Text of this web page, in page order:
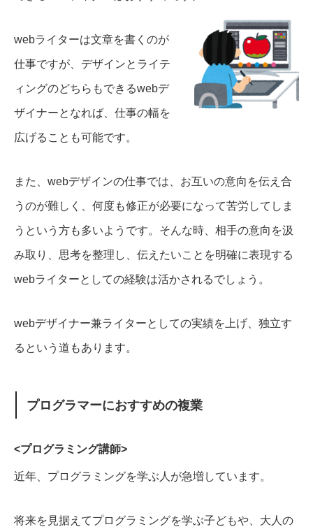
webライターは文章を書くのが
仕事ですが、デザインとライテ
ィングのどちらもできるwebデ
ザイナーとなれば、仕事の幅を
広げることも可能です。
また、webデザインの仕事では、お互いの意向を伝え合
うのが難しく、何度も修正が必要になって苦労してしま
うという方も多いようです。 そんな時、相手の意向を汲
み取り、思考を整理し、伝えたいことを明確に表現する
webライターとしての経験は活かされるでしょう。
webデザイナー兼ライターとしての実績を上げ、独立す
るという道もあります。
プログラマーにおすすめの複業
<プログラミング講師>
近年、プログラミングを学ぶ人が急増しています。
将来を見据えてプログラミングを学ぶ子どもや、大人の